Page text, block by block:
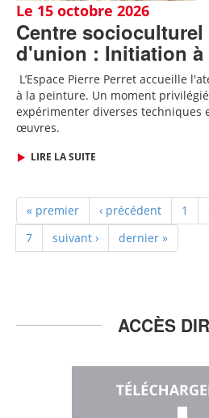
Le 15 octobre 2026
Centre socioculturel
d'union : Initiation à
L’Espace Pierre Perret accueille l'
à la peinture. Un moment privilégié
expérimenter diverses techniques
œuvres.
LIRE LA SUITE
« premier ‹ précédent 1
7
suivant › dernier »
ACCÈS